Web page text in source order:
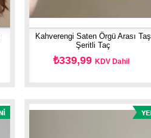
Kahverengi Saten Örgü Arası Taş
Şeritli Taç
₺339,99KDV Dahil